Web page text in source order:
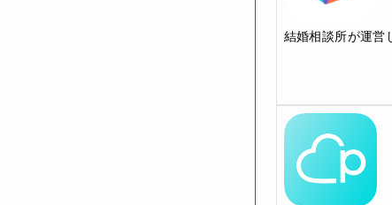
結婚相談所が運営